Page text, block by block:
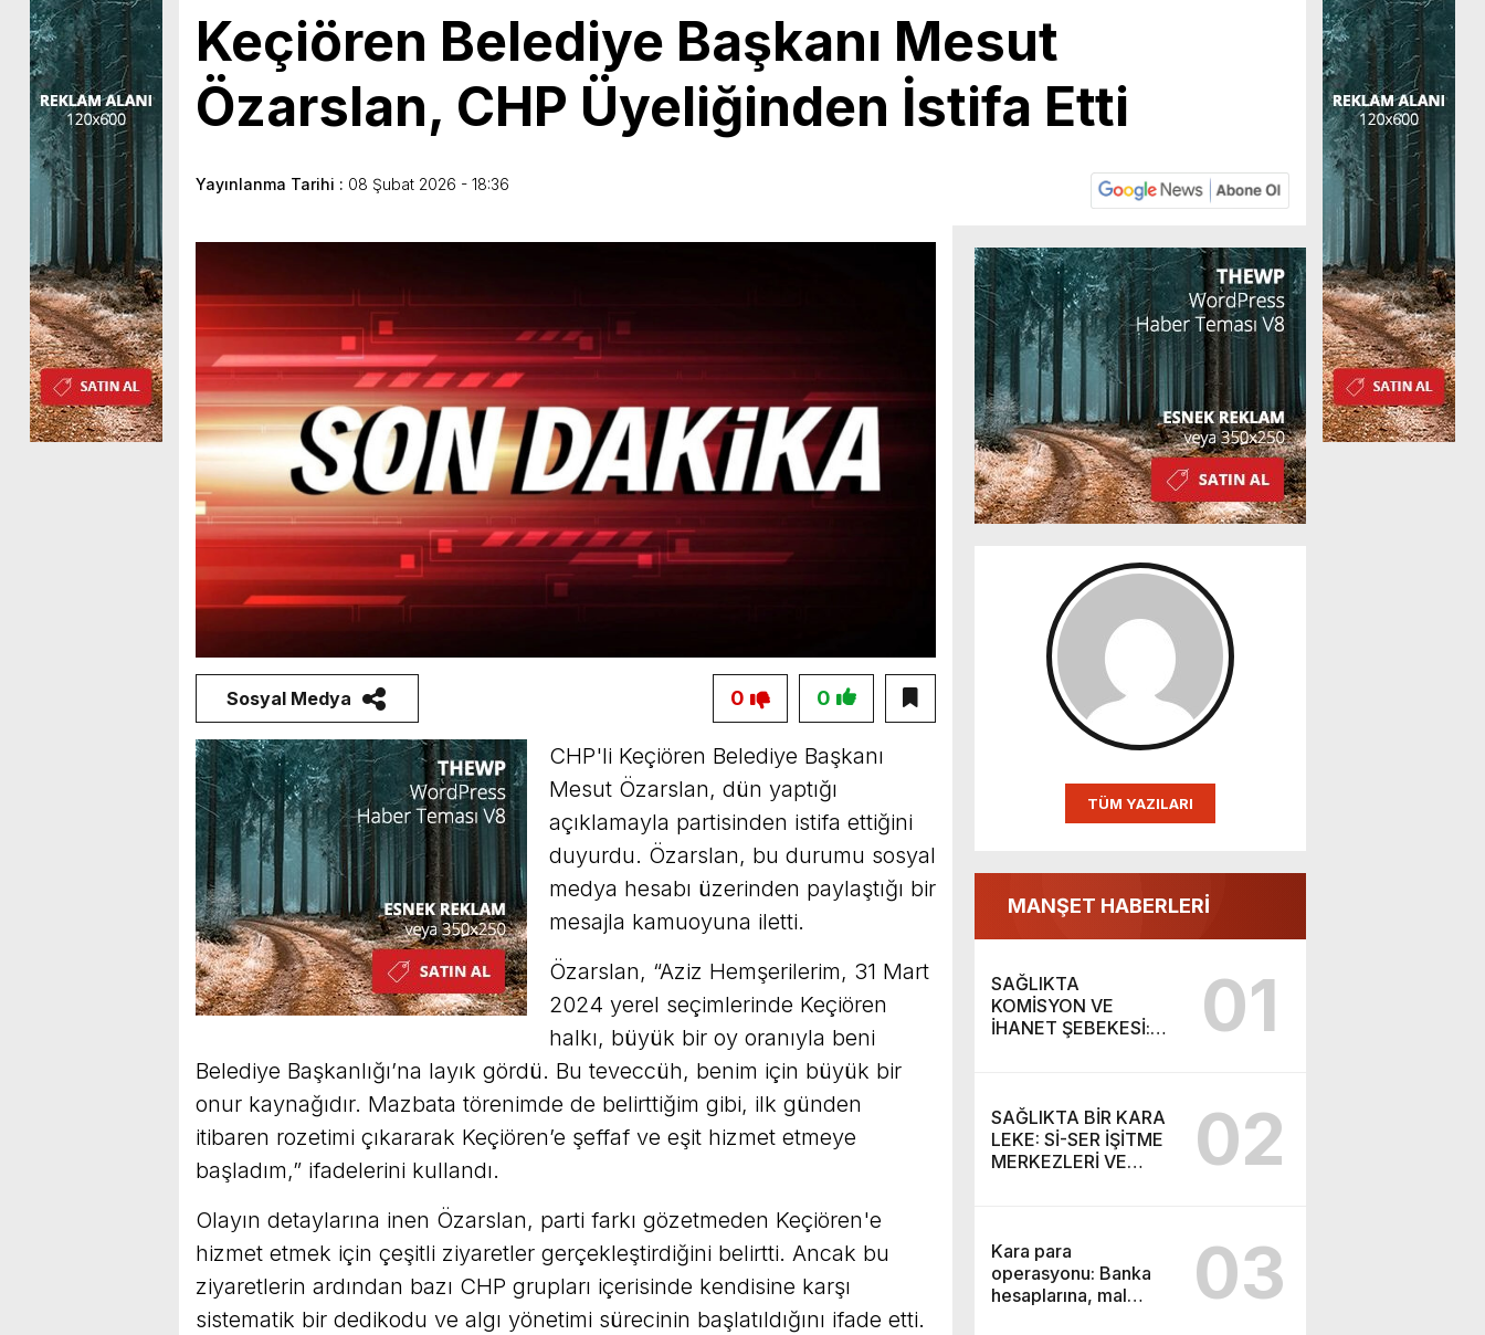
Keçiören Belediye Başkanı Mesut
Özarslan, CHP Üyeliğinden İstifa Etti
Yayınlanma Tarihi : 08 Şubat 2026 - 18:36
TÜM YAZILARI
MANŞET HABERLERİ
SAĞLIKTA
KOMİSYON VE
İHANET ŞEBEKESİ:
VURGUNU!
01
SAĞLIKTA BİR KARA
LEKE: Sİ-SER İŞİTME
MERKEZLERİ VE
02
Kara para
operasyonu: Banka
hesaplarına, mal
03
Sosyal Medya 0
0
CHP'li Keçiören Belediye Başkanı
Mesut Özarslan, dün yaptığı
açıklamayla partisinden istifa ettiğini
duyurdu. Özarslan, bu durumu sosyal
medya hesabı üzerinden paylaştığı bir
mesajla kamuoyuna iletti.
Özarslan, “Aziz Hemşerilerim, 31 Mart
2024 yerel seçimlerinde Keçiören
halkı, büyük bir oy oranıyla beni
Belediye Başkanlığı’na layık gördü. Bu teveccüh, benim için büyük bir
onur kaynağıdır. Mazbata törenimde de belirttiğim gibi, ilk günden
itibaren rozetimi çıkararak Keçiören’e şeffaf ve eşit hizmet etmeye
başladım,” ifadelerini kullandı.
Olayın detaylarına inen Özarslan, parti farkı gözetmeden Keçiören'e
hizmet etmek için çeşitli ziyaretler gerçekleştirdiğini belirtti. Ancak bu
ziyaretlerin ardından bazı CHP grupları içerisinde kendisine karşı
sistematik bir dedikodu ve algı yönetimi sürecinin başlatıldığını ifade etti.